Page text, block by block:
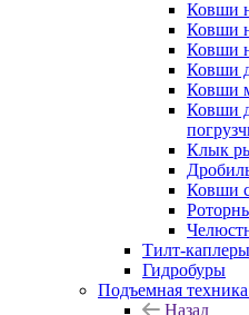
Ковши
Ковши
Ковши
Ковши
Ковши
Ковши
Клык
Ковши
Тилт-каплеры
Гидробуры
Подъемная техника
Назад